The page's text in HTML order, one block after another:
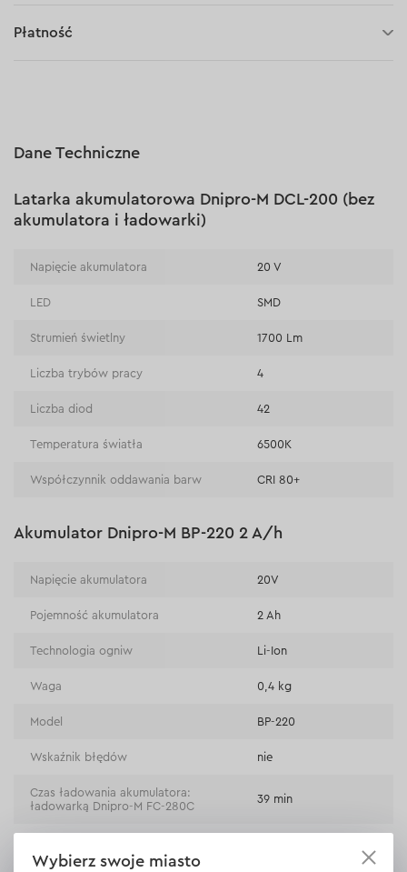
Płatność
Płatność na rachunek bieżący (przelew tradycyjny)
Dane Techniczne
Latarka akumulatorowa Dnipro-M DCL-200 (bez
akumulatora i ładowarki)
Napięcie akumulatora 20 V
LED SMD
Strumień świetlny 1700 Lm
Liczba trybów pracy 4
Liczba diod 42
Temperatura światła 6500К
Współczynnik oddawania barw CRI 80+
Akumulator Dnipro-M BP-220 2 A/h
Napięcie akumulatora 20V
Pojemność akumulatora 2 Ah
Technologia ogniw Li-Ion
Waga 0,4 kg
Model BP-220
Wskaźnik błędów nie
Czas ładowania akumulatora:
ładowarką Dnipro-M FC-280C
39 min
Ładowarka Dnipro-M FC-230
Wybierz swoje miasto